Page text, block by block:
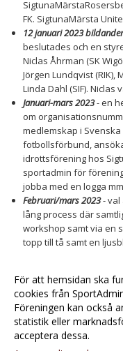
FK. SigtunaMärsta
12 januari 2023
beslutades och en
Niclas Åhrman (SK
Jörgen Lundqvist (RIK),
Linda Dahl (SIF).
Januari-mars 2023- en
om
medlemskap i
fotbollsförbund,
idrottsförening hos
sportadmin för
jobba med en logga mm
Februari/mars 2023- val
lång process där
workshop samt via en
topp till tå samt en
5 maj 2023blev vår
För att hemsidan ska
cookies från
Föreningen kan också
statistik eller
acceptera dessa.